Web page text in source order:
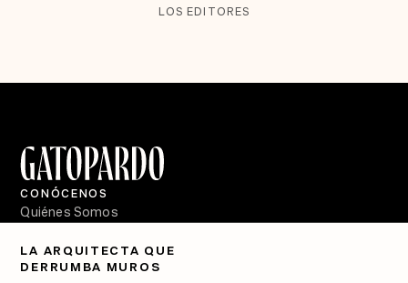
LOS EDITORES
LA ARQUITECTA QUE
DERRUMBA MUROS
CONÓCENOS
Quiénes Somos
PÓDCASTS